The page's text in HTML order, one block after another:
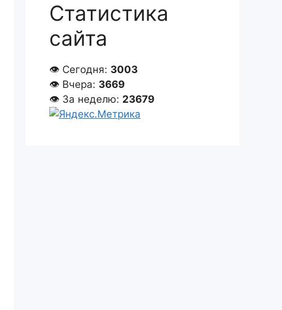
Статистика
сайта
👁 Сегодня: 3003
👁 Вчера: 3669
👁 За неделю: 23679